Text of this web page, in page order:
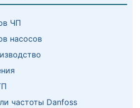
ЧП
насосов
частоты Danfoss